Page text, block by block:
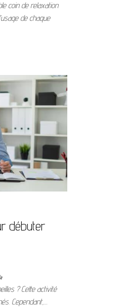
coin de relaxation
de chaque
débuter
? Cette activité
Cependant,…